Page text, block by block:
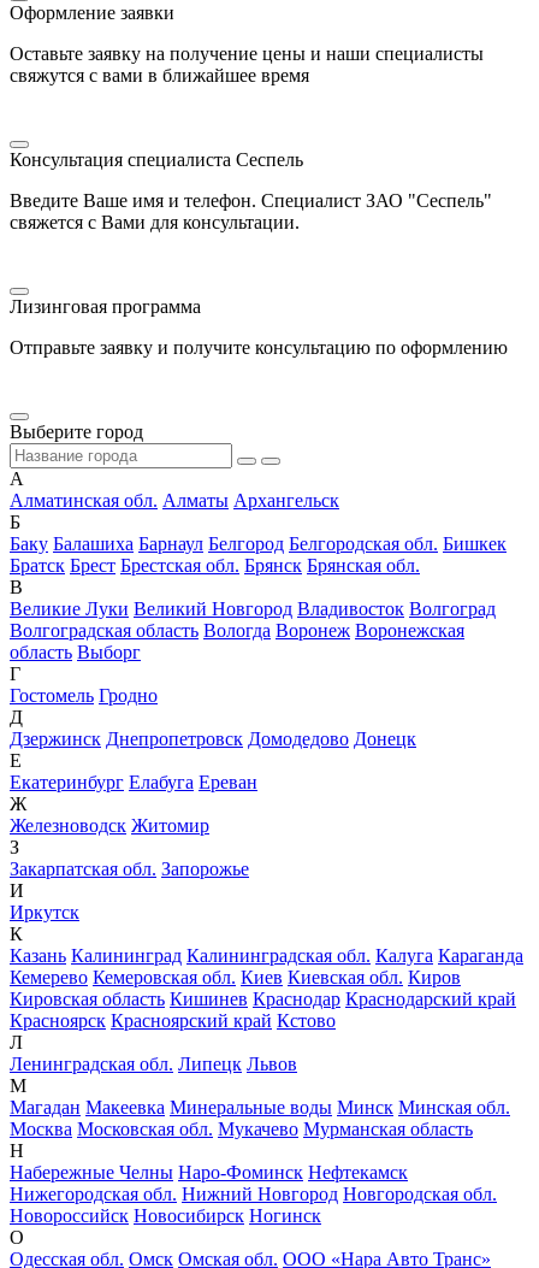
Оформление заявки
Оставьте заявку на получение цены и наши специалисты
свяжутся с вами в ближайшее время
Консультация специалиста Сеспель
Введите Ваше имя и телефон. Специалист ЗАО "Сеспель"
свяжется с Вами для консультации.
Лизинговая программа
Отправьте заявку и получите консультацию по оформлению
Выберите город
А
Алматинская обл. Алматы Архангельск
Б
Баку Балашиха Барнаул Белгород Белгородская обл. Бишкек
Братск Брест Брестская обл. Брянск Брянская обл.
В
Великие Луки Великий Новгород Владивосток Волгоград
Волгоградская область Вологда Воронеж Воронежская
область Выборг
Г
Гостомель Гродно
Д
Дзержинск Днепропетровск Домодедово Донецк
Е
Екатеринбург Елабуга Ереван
Ж
Железноводск Житомир
З
Закарпатская обл. Запорожье
И
Иркутск
К
Казань Калининград Калининградская обл. Калуга Караганда
Кемерево Кемеровская обл. Киев Киевская обл. Киров
Кировская область Кишинев Краснодар Краснодарский край
Красноярск Красноярский край Кстово
Л
Ленинградская обл. Липецк Львов
М
Магадан Макеевка Минеральные воды Минск Минская обл.
Москва Московская обл. Мукачево Мурманская область
Н
Набережные Челны Наро-Фоминск Нефтекамск
Нижегородская обл. Нижний Новгород Новгородская обл.
Новороссийск Новосибирск Ногинск
О
Одесская обл. Омск Омская обл. ООО «Нара Авто Транс»